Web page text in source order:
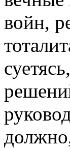
войн,